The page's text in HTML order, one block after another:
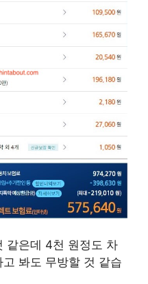
같은데 4천 원정도 차
봐도 무방할 것 같습